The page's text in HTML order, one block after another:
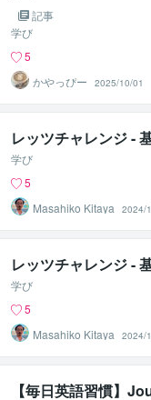
記事
学び
5
かやっぴー
2025/10/01
レッツチャレンジ -
学び
5
Masahiko Kitaya
2024/
レッツチャレンジ -
学び
5
Masahiko Kitaya
2024/
【毎日英語習慣】